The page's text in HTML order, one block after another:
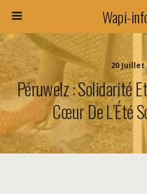
Wapi-
20 Juillet
Péruwelz : Solidarité
Cœur De L’Été